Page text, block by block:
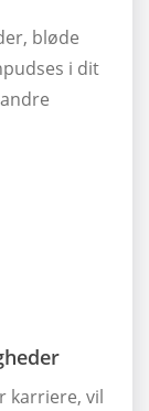
bløde
i dit
karriere, vil